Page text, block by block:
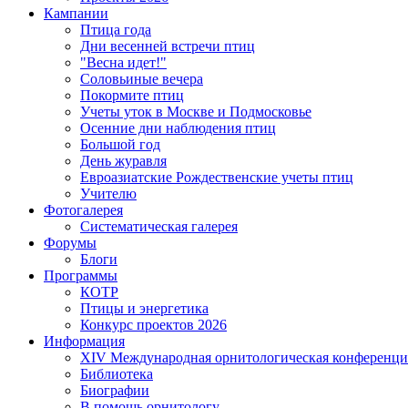
Кампании
Птица года
Дни весенней встречи птиц
"Весна идет!"
Соловьиные вечера
Покормите птиц
Учеты уток в Москве и Подмосковье
Осенние дни наблюдения птиц
Большой год
День журавля
Евроазиатские Рождественские учеты птиц
Учителю
Фотогалерея
Систематическая галерея
Форумы
Блоги
Программы
КОТР
Птицы и энергетика
Конкурс проектов 2026
Информация
XIV Международная орнитологическая
Библиотека
Биографии